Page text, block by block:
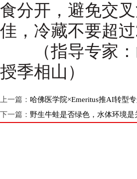
食分开，避免交
佳，冷藏不要超过
（指导专家：
授季相山）
上一篇： 哈佛医学院×Emeritus推AI转型
下一篇： 野生牛蛙是否绿色，水体环境是